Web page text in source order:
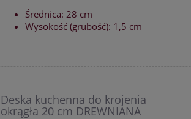
Średnica: 28 cm
Wysokość (grubość): 1,5 cm
Deska kuchenna do krojenia
okrągła 20 cm DREWNIANA